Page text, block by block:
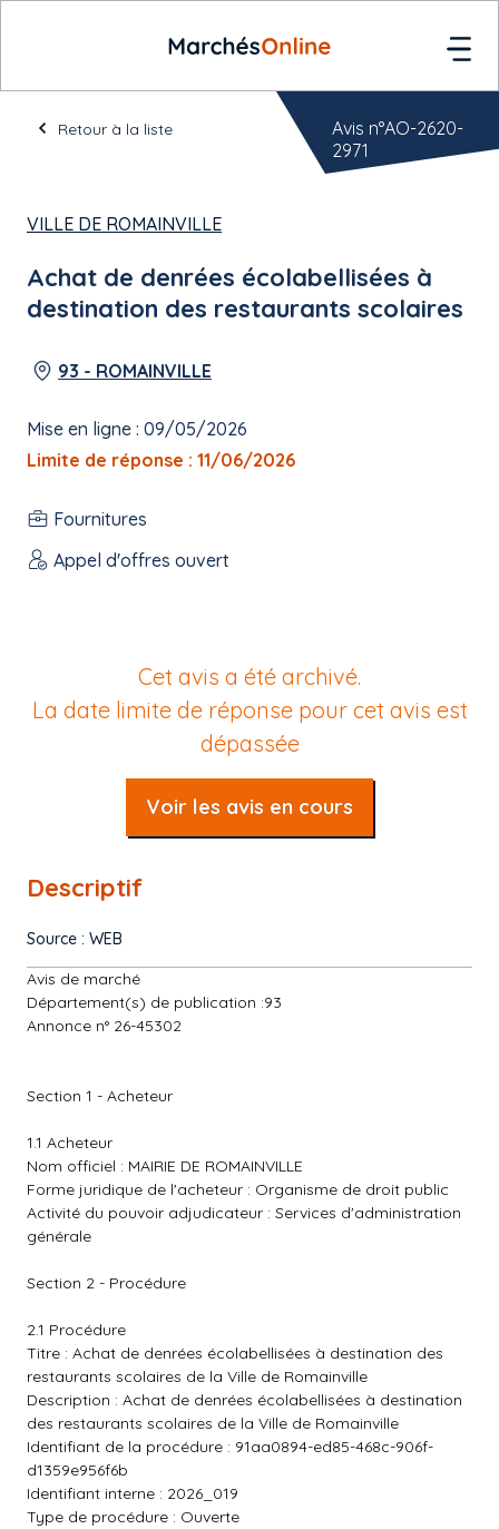
Retour à la liste
VILLE DE ROMAINVILLE
Achat de denrées écolabellisées à
destination des restaurants scolaires
93 - ROMAINVILLE
Mise en ligne : 09/05/2026
Limite de réponse : 11/06/2026
Fournitures
Appel d'offres ouvert
Avis n°AO-2620-
2971
Cet avis a été archivé.
La date limite de réponse pour cet avis est
dépassée
Voir les avis en cours
Descriptif
Source : WEB
Avis de marché
Département(s) de publication :93
Annonce n° 26-45302
Section 1 - Acheteur
1.1 Acheteur
Nom officiel : MAIRIE DE ROMAINVILLE
Forme juridique de l'acheteur : Organisme de droit public
Activité du pouvoir adjudicateur : Services d'administration
générale
Section 2 - Procédure
2.1 Procédure
Titre : Achat de denrées écolabellisées à destination des
restaurants scolaires de la Ville de Romainville
Description : Achat de denrées écolabellisées à destination
des restaurants scolaires de la Ville de Romainville
Identifiant de la procédure : 91aa0894-ed85-468c-906f-
d1359e956f6b
Identifiant interne : 2026_019
Type de procédure : Ouverte